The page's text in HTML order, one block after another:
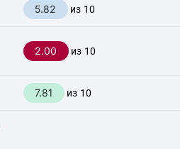
5.82 из 10
2.00 из 10
7.81 из 10